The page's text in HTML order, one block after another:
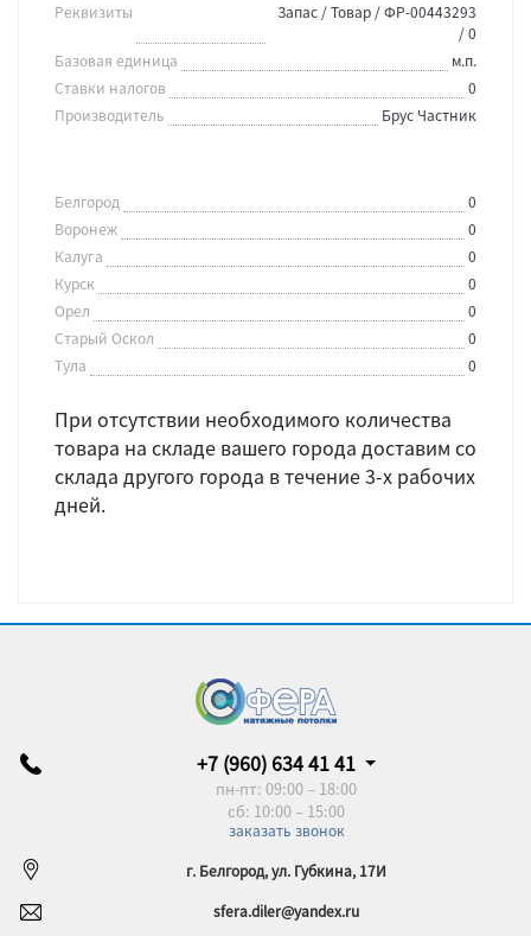
Реквизиты
Запас / Товар / ФР-00443293
/ 0
Базовая единица
м.п.
Ставки налогов
0
Производитель
Брус Частник
Белгород
0
Воронеж
0
Калуга
0
Курск
0
Орел
0
Старый Оскол
0
Тула
0
При отсутствии необходимого количества
товара на складе вашего города доставим со
склада другого города в течение 3-х рабочих
дней.
+7 (960) 634 41 41
пн-пт: 09:00 – 18:00
сб: 10:00 – 15:00
заказать звонок
г. Белгород, ул. Губкина, 17И
sfera.diler@yandex.ru